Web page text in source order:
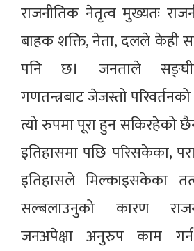
राजनीतिक नेतृत्व मुख्यतः
बाहक शक्ति, नेता, दलले केही
पनि छ। जनताले सङ्घीय
गणतन्त्रबाट जेजस्तो
त्यो रुपमा पूरा हुन सकिरहेको
इतिहासमा पछि परिसकेका,
इतिहासले मिल्काइसकेका
सल्बलाउनुको कारण
जनअपेक्षा अनुरुप काम